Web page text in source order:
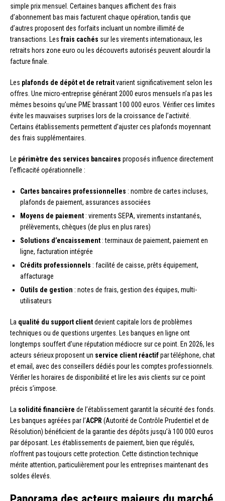
simple prix mensuel. Certaines banques affichent des frais
d’abonnement bas mais facturent chaque opération, tandis que
d’autres proposent des forfaits incluant un nombre illimité de
transactions. Les frais cachés sur les virements internationaux, les
retraits hors zone euro ou les découverts autorisés peuvent alourdir la
facture finale.
Les plafonds de dépôt et de retraitvarient significativement selon les
offres. Une micro-entreprise générant 2000 euros mensuels n’a pas les
mêmes besoins qu’une PME brassant 100 000 euros. Vérifier ces limites
évite les mauvaises surprises lors de la croissance de l’activité.
Certains établissements permettent d’ajuster ces plafonds moyennant
des frais supplémentaires.
Le périmètre des services bancaires proposés influence directement
l’efficacité opérationnelle :
Cartes bancaires professionnelles : nombre de cartes incluses,
plafonds de paiement, assurances associées
Moyens de paiement : virements SEPA, virements instantanés,
prélèvements, chèques (de plus en plus rares)
Solutions d’encaissement : terminaux de paiement, paiement en
ligne, facturation intégrée
Crédits professionnels : facilité de caisse, prêts équipement,
affacturage
Outils de gestion : notes de frais, gestion des équipes, multi-
utilisateurs
La qualité du support clientdevient capitale lors de problèmes
techniques ou de questions urgentes. Les banques en ligne ont
longtemps souffert d’une réputation médiocre sur ce point. En 2026, les
acteurs sérieux proposent un service client réactifpar téléphone, chat
et email, avec des conseillers dédiés pour les comptes professionnels.
Vérifier les horaires de disponibilité et lire les avis clients sur ce point
précis s’impose.
La solidité financière de l’établissement garantit la sécurité des fonds.
Les banques agréées par l’ACPR(Autorité de Contrôle Prudentiel et de
Résolution) bénéficient de la garantie des dépôts jusqu’à 100 000 euros
par déposant. Les établissements de paiement, bien que régulés,
n’offrent pas toujours cette protection. Cette distinction technique
mérite attention, particulièrement pour les entreprises maintenant des
soldes élevés.